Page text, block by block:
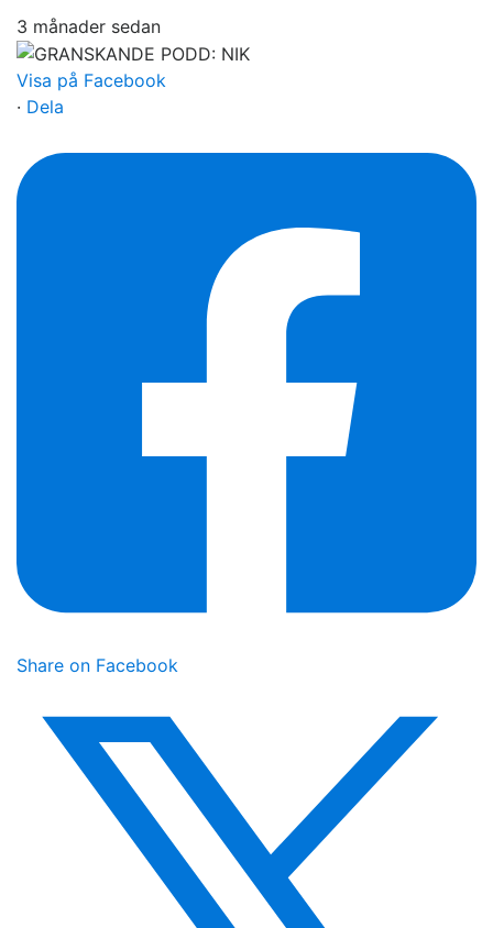
3 månader sedan
Visa på Facebook
· Dela
Share on Facebook